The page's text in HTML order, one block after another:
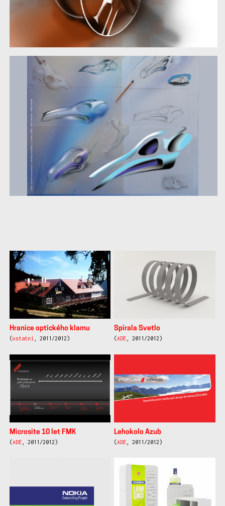
další
práce
Hranice optického klamu
(ostatní , 2011/2012)
Spirala Svetlo
(ADE , 2011/2012)
Microsite 10 let FMK
(ADE, 2011/2012)
Lehokolo Azub
(ADE , 2011/2012)